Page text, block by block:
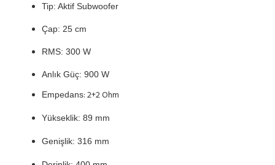
Tip: Aktif Subwoofer
Çap: 25 cm
RMS: 300 W
Anlık Güç: 900 W
Empedans: 2+2 Ohm
Yükseklik: 89 mm
Genişlik: 316 mm